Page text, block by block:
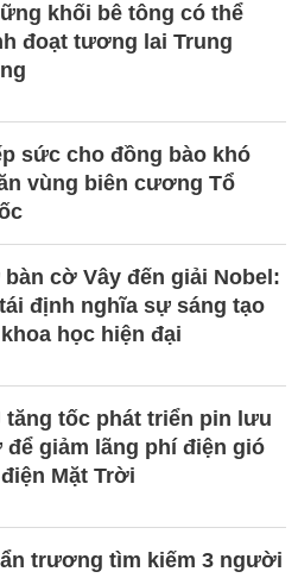
khối bê tông có thể
đoạt tương lai Trung
sức cho đồng bào khó
vùng biên cương Tổ
bàn cờ Vây đến giải Nobel:
định nghĩa sự sáng tạo
học hiện đại
tăng tốc phát triển pin lưu
để giảm lãng phí điện gió
Mặt Trời
trương tìm kiếm 3 người